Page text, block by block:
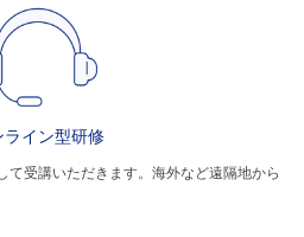
ライン型研修
て受講いただきます。海外など遠隔地から